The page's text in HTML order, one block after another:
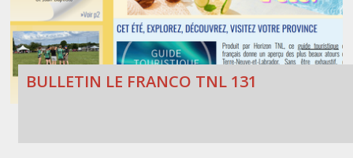
BULLETIN LE FRANCO TNL 131